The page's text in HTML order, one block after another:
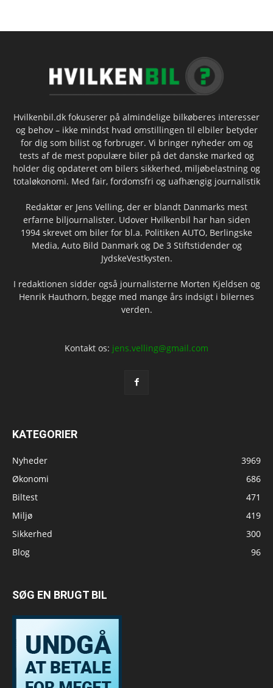
Hvilkenbil.dk fokuserer på almindelige bilkøberes interesser
og behov – ikke mindst hvad omstillingen til elbiler betyder
for dig som bilist og forbruger. Vi bringer nyheder om og
tests af de mest populære biler på det danske marked og
holder dig opdateret om bilers sikkerhed, miljøbelastning og
totaløkonomi. Med fair, fordomsfri og uafhængig journalistik
Redaktør er Jens Velling, der er blandt Danmarks mest
erfarne biljournalister. Udover Hvilkenbil har han siden
1994 skrevet om biler for bl.a. Politiken AUTO, Berlingske
Media, Auto Bild Danmark og De 3 Stiftstidender og
JydskeVestkysten.
I redaktionen sidder også journalisterne Morten Kjeldsen og
Henrik Hauthorn, begge med mange års indsigt i bilernes
verden.
Kontakt os: jens.velling@gmail.com
KATEGORIER
Nyheder
3969
Økonomi
686
Biltest
471
Miljø
419
Sikkerhed
300
Blog
96
SØG EN BRUGT BIL